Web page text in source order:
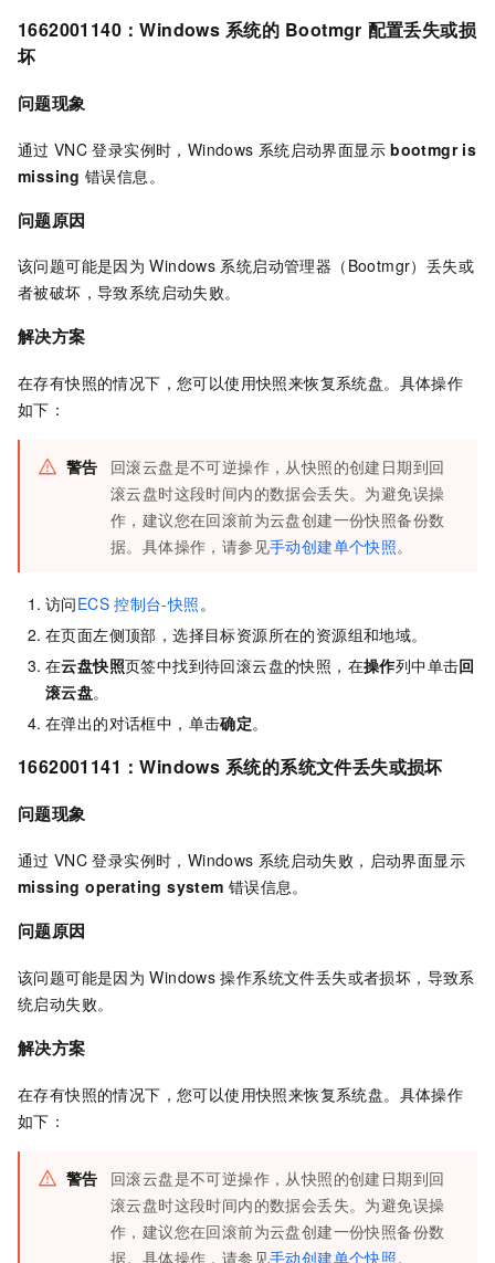
1662001140：Windows 系统的 Bootmgr 配置丢失或损
坏
问题现象
通过 VNC 登录实例时，Windows 系统启动界面显示 bootmgr is
missing 错误信息。
问题原因
该问题可能是因为 Windows 系统启动管理器（Bootmgr）丢失或
者被破坏，导致系统启动失败。
解决方案
在存有快照的情况下，您可以使用快照来恢复系统盘。具体操作
如下：
警告
回滚云盘是不可逆操作，从快照的创建日期到回
滚云盘时这段时间内的数据会丢失。为避免误操
作，建议您在回滚前为云盘创建一份快照备份数
据。具体操作，请参见手动创建单个快照。
访问ECS 控制台-快照。
在页面左侧顶部，选择目标资源所在的资源组和地域。
在云盘快照页签中找到待回滚云盘的快照，在操作列中单击回
滚云盘。
在弹出的对话框中，单击确定。
1662001141：Windows 系统的系统文件丢失或损坏
问题现象
通过 VNC 登录实例时，Windows 系统启动失败，启动界面显示
missing operating system 错误信息。
问题原因
该问题可能是因为 Windows 操作系统文件丢失或者损坏，导致系
统启动失败。
解决方案
在存有快照的情况下，您可以使用快照来恢复系统盘。具体操作
如下：
警告
回滚云盘是不可逆操作，从快照的创建日期到回
滚云盘时这段时间内的数据会丢失。为避免误操
作，建议您在回滚前为云盘创建一份快照备份数
据。具体操作，请参见手动创建单个快照。